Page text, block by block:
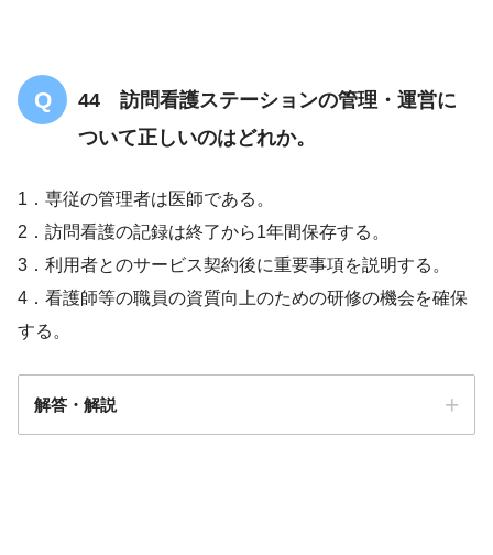
44 訪問看護ステーションの管理・運営に
ついて正しいのはどれか。
1．専従の管理者は医師である。
2．訪問看護の記録は終了から1年間保存する。
3．利用者とのサービス契約後に重要事項を説明する。
4．看護師等の職員の資質向上のための研修の機会を確保
する。
解答・解説